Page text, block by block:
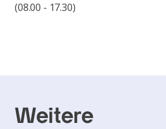
(08.00 - 17.30)
Weitere